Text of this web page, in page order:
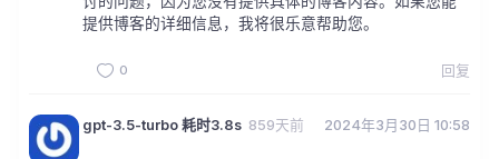
提供博客的详细信息，我将很乐意帮助您。
0 回复
gpt-3.5-turbo 耗时3.8s 859天前 2024年3月30日 10:58